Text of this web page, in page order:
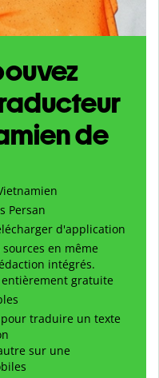
de
Persan
d'application
en même
intégrés.
gratuite
traduire un texte
sur une